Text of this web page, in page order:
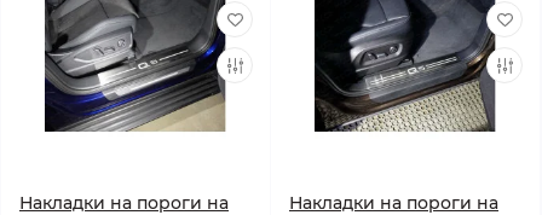
Накладки на пороги на
Накладки на пороги на